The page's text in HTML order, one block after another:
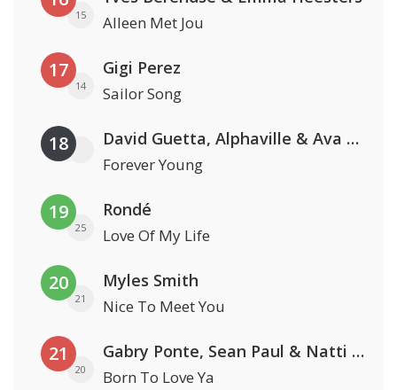
15 Alleen Met Jou
17
14
Gigi Perez
Sailor Song
18 David Guetta, Alphaville & Ava Max
Forever Young
19
25
Rondé
Love Of My Life
20
21
Myles Smith
Nice To Meet You
21
20
Gabry Ponte, Sean Paul & Natti Natasha
Born To Love Ya